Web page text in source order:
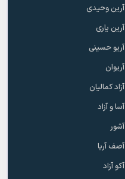
آرین وحیدی
آرین یاری
آریو حسینی
آریوان
آزاد کمالیان
آسا و آزاد
آشور
آصف آریا
آکو آزاد